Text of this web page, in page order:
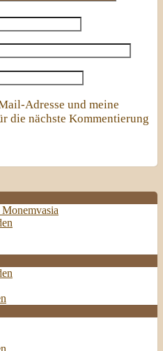
Adresse und meine
die nächste Kommentierung